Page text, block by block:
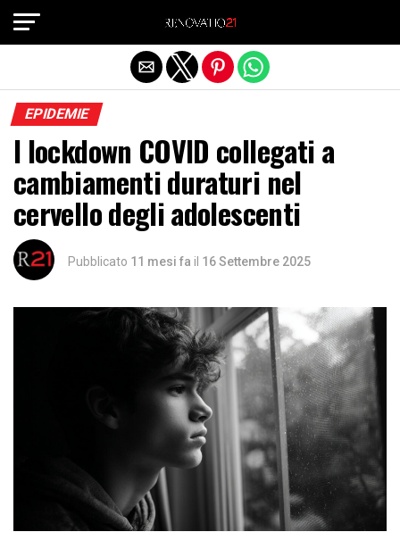
EPIDEMIE
I lockdown COVID collegati a
cambiamenti duraturi nel
cervello degli adolescenti
Pubblicato 11 mesi fa il 16 Settembre 2025
Exit mobile version